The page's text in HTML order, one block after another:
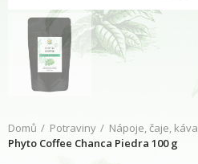
Domů Potraviny
Nápoje, čaje, káva
Phyto Coffee Chanca Piedra 100 g